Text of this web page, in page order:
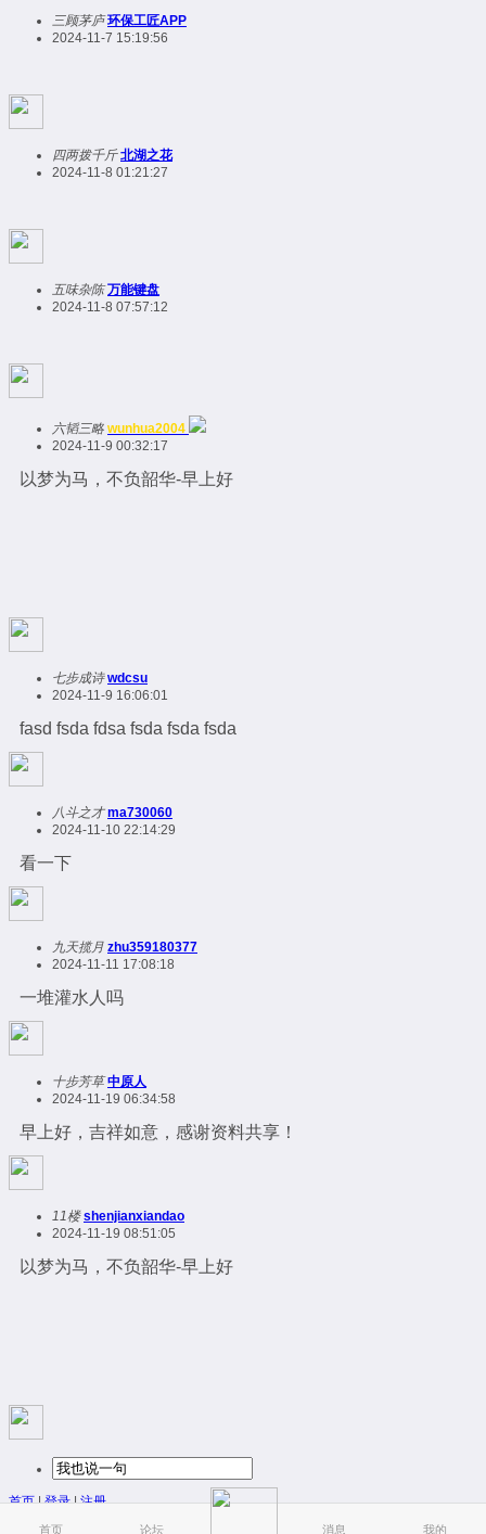
首页 论坛 消息 我的
三顾茅庐 环保工匠APP
2024-11-7 15:19:56
四两拨千斤 北湖之花
2024-11-8 01:21:27
五味杂陈 万能键盘
2024-11-8 07:57:12
六韬三略 wunhua2004
2024-11-9 00:32:17
以梦为马，不负韶华-早上好
七步成诗 wdcsu
2024-11-9 16:06:01
fasd fsda fdsa fsda fsda fsda
八斗之才 ma730060
2024-11-10 22:14:29
看一下
九天揽月 zhu359180377
2024-11-11 17:08:18
一堆灌水人吗
十步芳草 中原人
2024-11-19 06:34:58
早上好，吉祥如意，感谢资料共享！
11楼 shenjianxiandao
2024-11-19 08:51:05
以梦为马，不负韶华-早上好
首页|登录|注册